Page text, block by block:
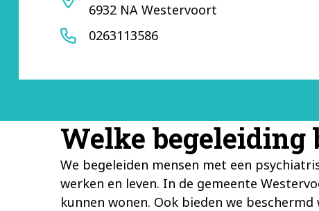
6932 NA Westervoort
Telefoon0263113586
Welke begeleiding
We begeleiden mensen met een
werken en leven. In de gemeente
kunnen wonen. Ook bieden we